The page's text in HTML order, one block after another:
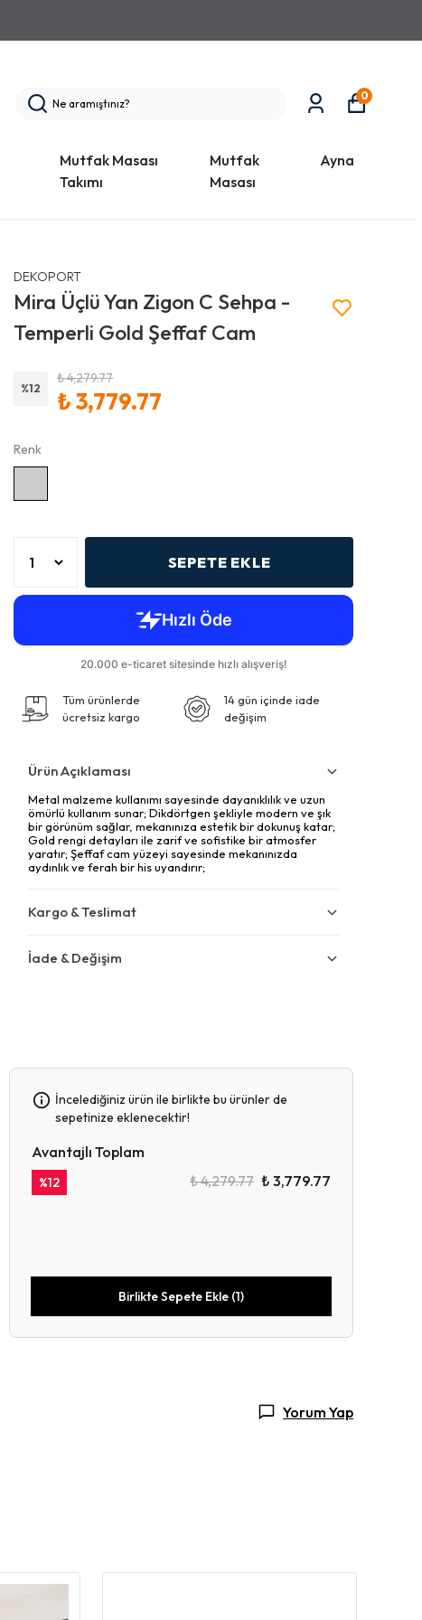
Mutfak Masası
Takımı
Mutfak
Masası
Ayna
0
DEKOPORT
Mira Üçlü Yan Zigon C Sehpa -
Temperli Gold Şeffaf Cam
%12
₺ 4,279.77
₺ 3,779.77
Renk
SEPETE EKLE
Tüm ürünlerde
ücretsiz kargo
14 gün içinde iade
değişim
Ürün Açıklaması
Metal malzeme kullanımı sayesinde dayanıklılık ve uzun
ömürlü kullanım sunar; Dikdörtgen şekliyle modern ve şık
bir görünüm sağlar, mekanınıza estetik bir dokunuş katar;
Gold rengi detayları ile zarif ve sofistike bir atmosfer
yaratır; Şeffaf cam yüzeyi sayesinde mekanınızda
aydınlık ve ferah bir his uyandırır;
Kargo & Teslimat
İade & Değişim
İncelediğiniz ürün ile birlikte bu ürünler de
sepetinize eklenecektir!
Avantajlı Toplam
%12 ₺ 4,279.77 ₺ 3,779.77
Birlikte Sepete Ekle (1)
Yorum Yap